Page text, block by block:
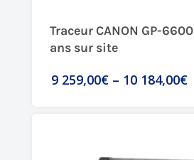
Traceur CANON GP-
ans sur site
9 259,00€ – 10 184,00€